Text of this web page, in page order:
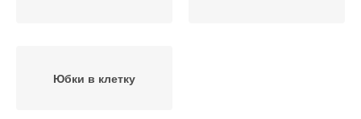
Юбки в клетку